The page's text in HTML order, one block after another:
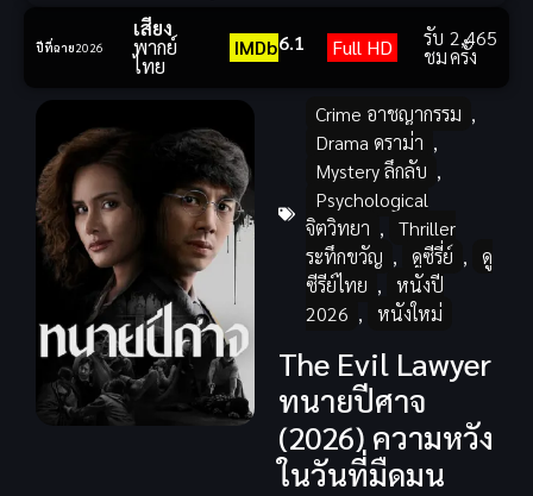
ปีที่ฉาย2026
เสียง
พากย์
ไทย
IMDb6.1 Full HD รับ
ชม
2,465
ครั้ง
Crime อาชญากรรม ,
Drama ดราม่า ,
Mystery ลึกลับ ,
Psychological
จิตวิทยา ,
Thriller
ระทึกขวัญ , ดูซีรี่ย์ ,
ดู
ซีรีย์ไทย ,
หนังปี
2026 , หนังใหม่
The Evil Lawyer
ทนายปีศาจ
(2026) ความหวัง
ในวันที่มืดมน